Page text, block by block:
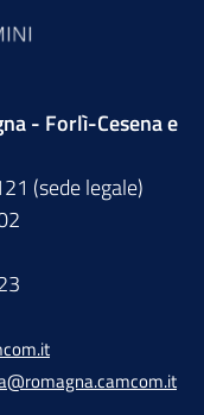
- Forlì-Cesena e
(sede legale)